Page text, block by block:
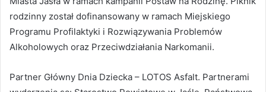
rodzinny został dofinansowany w ramach Miejskiego
Programu Profilaktyki i Rozwiązywania Problemów
Alkoholowych oraz Przeciwdziałania Narkomanii.
Partner Główny Dnia Dziecka – LOTOS Asfalt. Partnerami